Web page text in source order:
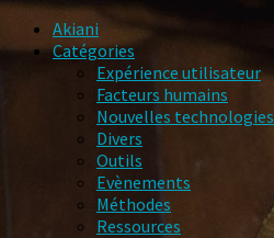
Akiani
Catégories
Expérience utilisateur
Facteurs humains
Nouvelles technologies
Divers
Outils
Evènements
Méthodes
Ressources